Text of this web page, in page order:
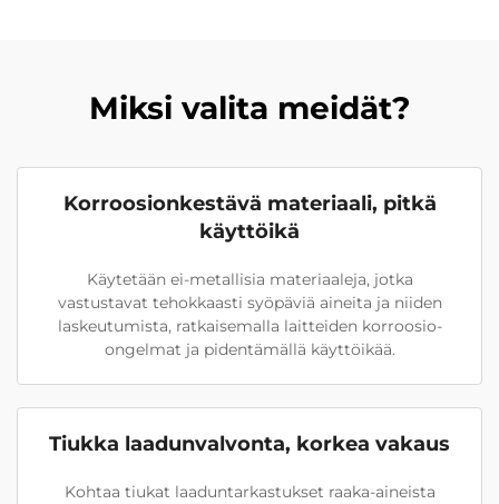
Miksi valita meidät?
Korroosionkestävä materiaali, pitkä
käyttöikä
Käytetään ei-metallisia materiaaleja, jotka
vastustavat tehokkaasti syöpäviä aineita ja niiden
laskeutumista, ratkaisemalla laitteiden korroosio-
ongelmat ja pidentämällä käyttöikää.
Tiukka laadunvalvonta, korkea vakaus
Kohtaa tiukat laaduntarkastukset raaka-aineista